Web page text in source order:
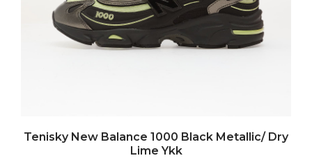
Tenisky New Balance 1000 Black Metallic/ Dry
Lime Ykk